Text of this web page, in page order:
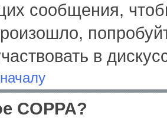
сообщения,
в
COPPA?